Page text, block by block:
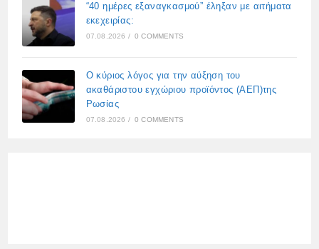
“40 ημέρες εξαναγκασμού” έληξαν με αιτήματα
εκεχειρίας:
07.08.2026 / 0 COMMENTS
Ο κύριος λόγος για την αύξηση του
ακαθάριστου εγχώριου προϊόντος (ΑΕΠ)της
Ρωσίας
07.08.2026 / 0 COMMENTS